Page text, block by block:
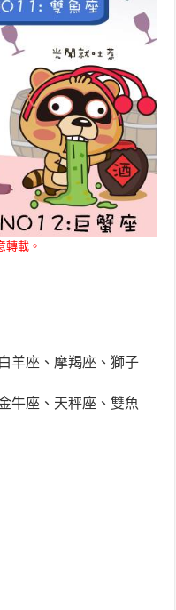
轉載。
羊座、摩羯座、獅子
牛座、天秤座、雙魚